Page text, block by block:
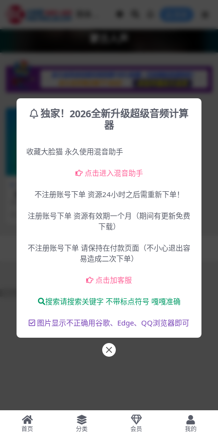
蒙古人声
【新品】蒙古人声呼麦音源蒙
ONTAKT
3年前 632 8.9
Copyright © 2025 大脸猫-为音乐人服务- All rights reserved
混音编曲音乐制作
首页 分类 会员 我的
独家！2026全新升级超级音频计算
器
收藏大脸猫 永久使用混音助手
点击进入混音助手
不注册账号下单 资源24小时之后需重新下单！
注册账号下单 资源有效期一个月（期间有更新免费
下载）
不注册账号下单 请保持在付款页面（不小心退出容
易造成二次下单）
点击加客服
搜索请搜索关键字 不带标点符号 嘎嘎准确
图片显示不正确用谷歌、Edge、QQ浏览器即可